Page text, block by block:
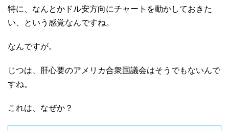
特に、なんとかドル安方向にチャートを動かしておきた
い、という感覚なんですね。
なんですが。
じつは、肝心要のアメリカ合衆国議会はそうでもないんで
すね。
これは、なぜか？